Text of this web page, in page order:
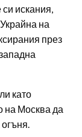
искания,
на
през
като
на Москва да